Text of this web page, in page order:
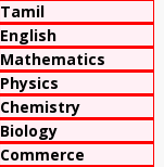
Tamil
English
Mathematics
Physics
Chemistry
Biology
Commerce